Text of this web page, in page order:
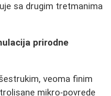
sa drugim tretmanima
prirodne
veoma finim
mikro-povrede